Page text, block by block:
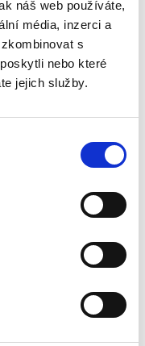
náš web používáte,
média, inzerci a
s
nebo které
jejich služby.
srozumitelná
Ohlédnutí
publikací o